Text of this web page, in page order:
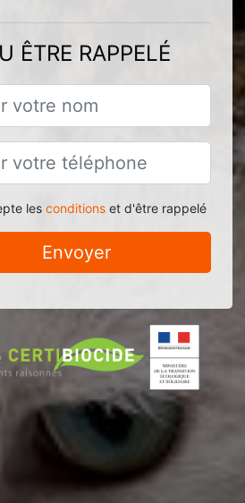
ÊTRE RAPPELÉ
les conditionset d'être rappelé
Envoyer